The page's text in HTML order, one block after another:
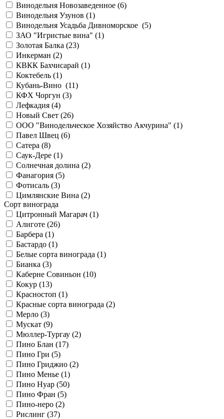
Винодельня Новозаведенное (6)
Винодельня Узунов (1)
Винодельня Усадьба Дивноморское (5)
ЗАО "Игристые вина" (1)
Золотая Балка (23)
Инкерман (2)
КВКК Бахчисарай (1)
Коктебель (1)
Кубань-Вино (11)
КФХ Чоргун (3)
Лефкадия (4)
Новый Свет (26)
ООО "Винодельческое Хозяйство Акчурина" (1)
Павел Швец (6)
Сатера (8)
Саук-Дере (1)
Солнечная долина (2)
Фанагория (5)
Фотисаль (3)
Цимлянские Вина (2)
Сорт винограда
Цитронный Магарач (1)
Алиготе (26)
Барбера (1)
Бастардо (1)
Белые сорта винограда (1)
Бианка (3)
Каберне Совиньон (10)
Кокур (13)
Красностоп (1)
Красные сорта винограда (2)
Мерло (3)
Мускат (9)
Мюллер-Тургау (2)
Пино Блан (17)
Пино Гри (5)
Пино Гриджио (2)
Пино Менье (1)
Пино Нуар (50)
Пино Фран (5)
Пино-неро (2)
Рислинг (37)